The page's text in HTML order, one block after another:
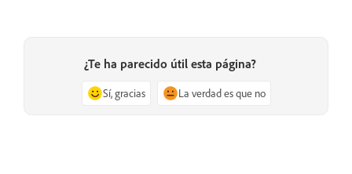
¿Te ha parecido útil esta página?
Sí, gracias La verdad es que no